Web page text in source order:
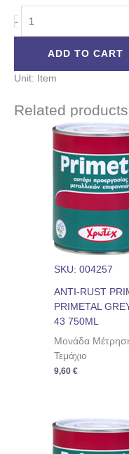
-
ADD TO CART
Unit: Item
Related products
SKU: 004257
ANTI-RUST
PRIMETAL
43 750ML
Μονάδα
Τεμάχιο
9,60€